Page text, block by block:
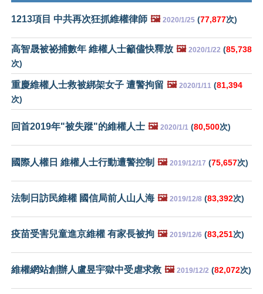
1213項目 中共再次狂抓維權律師 🖼️ 2020/1/25 (77,877次)
高智晟被祕捕數年 維權人士籲儘快釋放 🖼️ 2020/1/22 (85,738
次)
重慶維權人士救被綁架女子 遭警拘留 🖼️ 2020/1/11 (81,394
次)
回首2019年"被失蹤"的維權人士 🖼️ 2020/1/1 (80,500次)
國際人權日 維權人士行動遭警控制 🖼️ 2019/12/17 (75,657次)
法制日訪民維權 國信局前人山人海 🖼️ 2019/12/8 (83,392次)
疫苗受害兒童進京維權 有家長被拘 🖼️ 2019/12/6 (83,251次)
維權網站創辦人盧昱宇獄中受虐求救 🖼️ 2019/12/2 (82,072次)